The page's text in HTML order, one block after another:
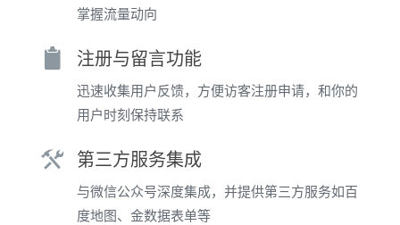
掌握流量动向
注册与留言功能
迅速收集用户反馈，方便访客注册申请，和你的
用户时刻保持联系
第三方服务集成
与微信公众号深度集成，并提供第三方服务如百
度地图、金数据表单等